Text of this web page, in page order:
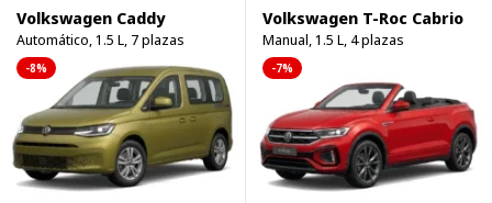
Volkswagen Caddy
Automático, 1.5 L, 7 plazas
-8%
Volkswagen T-Roc Cabrio
Manual, 1.5 L, 4 plazas
-7%